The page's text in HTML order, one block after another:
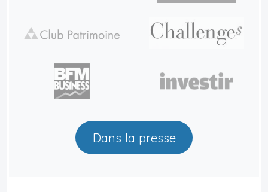
Dans la presse